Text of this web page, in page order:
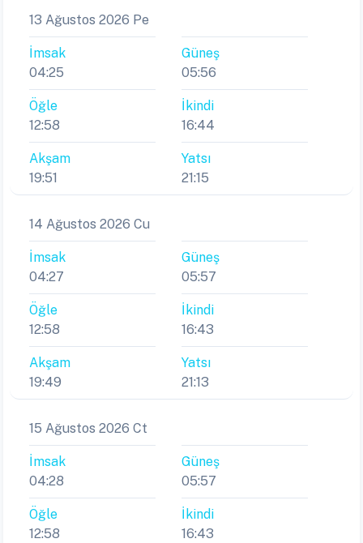
13 Ağustos 2026 Pe
İmsak
04:25
Güneş
05:56
Öğle
12:58
İkindi
16:44
Akşam
19:51
Yatsı
21:15
14 Ağustos 2026 Cu
İmsak
04:27
Güneş
05:57
Öğle
12:58
İkindi
16:43
Akşam
19:49
Yatsı
21:13
15 Ağustos 2026 Ct
İmsak
04:28
Güneş
05:57
Öğle
12:58
İkindi
16:43